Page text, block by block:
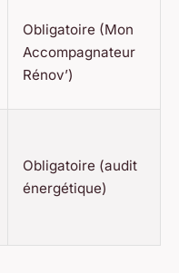
Obligatoire (Mon
Accompagnateur
Rénov’)
Obligatoire (audit
énergétique)